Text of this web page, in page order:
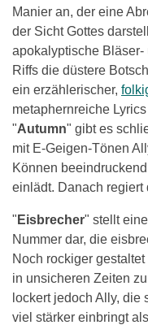
Manier an, der eine
der Sicht Gottes
apokalyptische
Riffs die düstere
ein erzählerischer,
metaphernreiche
"Autumn" gibt es
mit E-Geigen-Tönen
Können
einlädt. Danach regiert
" Eisbrecher" stellt
Nummer dar, die
Noch rockiger gestaltet
in unsicheren Zeiten
lockert jedoch Ally, die
viel stärker einbringt